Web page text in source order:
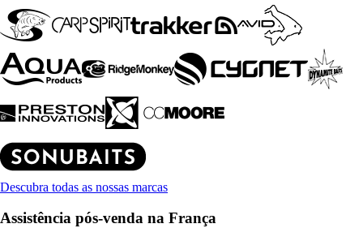
Descubra todas as nossas marcas
Assistência pós-venda na França